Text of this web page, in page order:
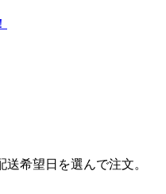
希望日を選んで注文。